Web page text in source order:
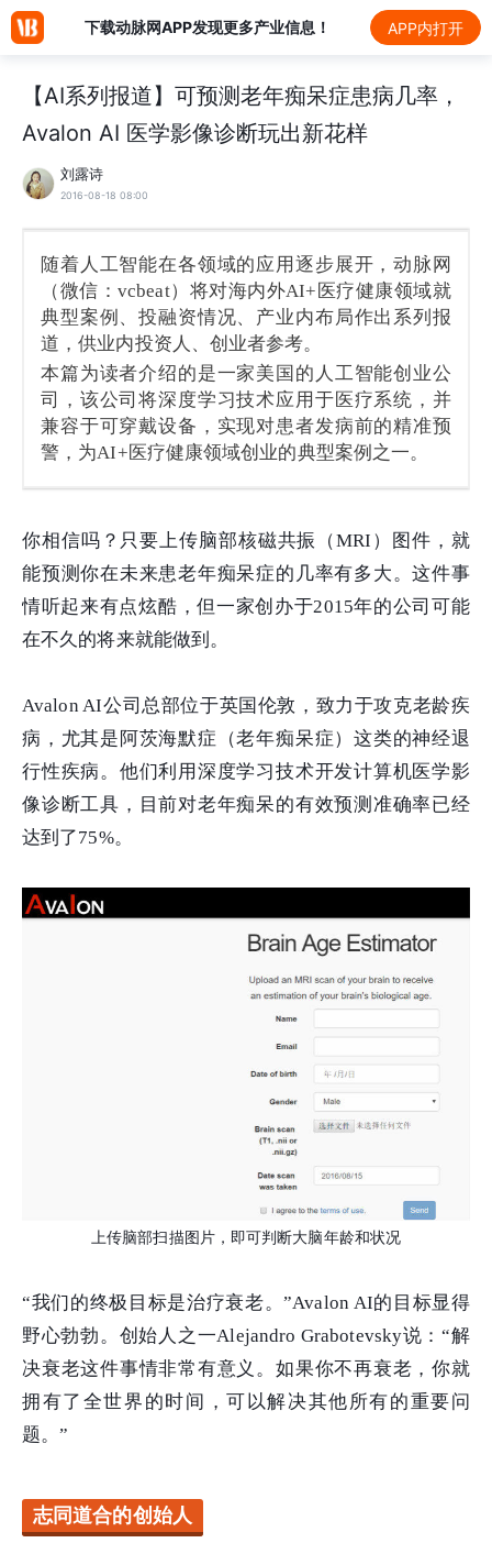
下载动脉网APP发现更多产业信息！ APP内打开
【AI系列报道】可预测老年痴呆症患病几率，
Avalon AI 医学影像诊断玩出新花样
刘露诗
2016-08-18 08:00
随着人工智能在各领域的应用逐步展开，动脉网
（微信：vcbeat）将对海内外AI+医疗健康领域就
典型案例、投融资情况、产业内布局作出系列报
道，供业内投资人、创业者参考。
本篇为读者介绍的是一家美国的人工智能创业公
司，该公司将深度学习技术应用于医疗系统，并
兼容于可穿戴设备，实现对患者发病前的精准预
警，为AI+医疗健康领域创业的典型案例之一。
你相信吗？只要上传脑部核磁共振（MRI）图件，就
能预测你在未来患老年痴呆症的几率有多大。这件事
情听起来有点炫酷，但一家创办于2015年的公司可能
在不久的将来就能做到。
Avalon AI公司总部位于英国伦敦，致力于攻克老龄疾
病，尤其是阿茨海默症（老年痴呆症）这类的神经退
行性疾病。他们利用深度学习技术开发计算机医学影
像诊断工具，目前对老年痴呆的有效预测准确率已经
达到了75%。
上传脑部扫描图片，即可判断大脑年龄和状况
“我们的终极目标是治疗衰老。”Avalon AI的目标显得
野心勃勃。创始人之一Alejandro Grabotevsky说：“解
决衰老这件事情非常有意义。如果你不再衰老，你就
拥有了全世界的时间，可以解决其他所有的重要问
题。”
志同道合的创始人